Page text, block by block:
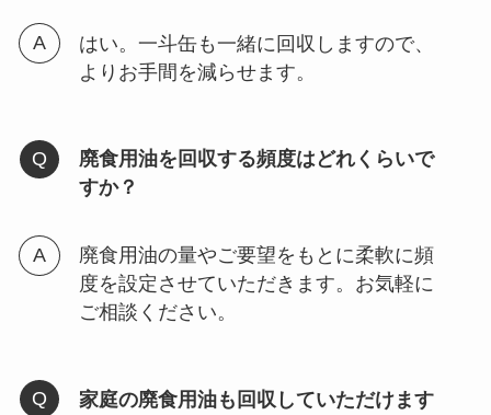
はい。一斗缶も一緒に回収しますので、
よりお手間を減らせます。
廃食用油を回収する頻度はどれくらいで
すか？
廃食用油の量やご要望をもとに柔軟に頻
度を設定させていただきます。お気軽に
ご相談ください。
家庭の廃食用油も回収していただけます